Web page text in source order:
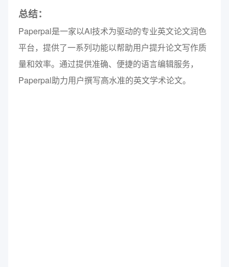
总结：
Paperpal是一家以AI技术为驱动的专业英文论文润色
平台，提供了一系列功能以帮助用户提升论文写作质
量和效率。通过提供准确、便捷的语言编辑服务，
Paperpal助力用户撰写高水准的英文学术论文。